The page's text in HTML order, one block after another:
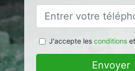
J'accepte les conditionset
Envoyer